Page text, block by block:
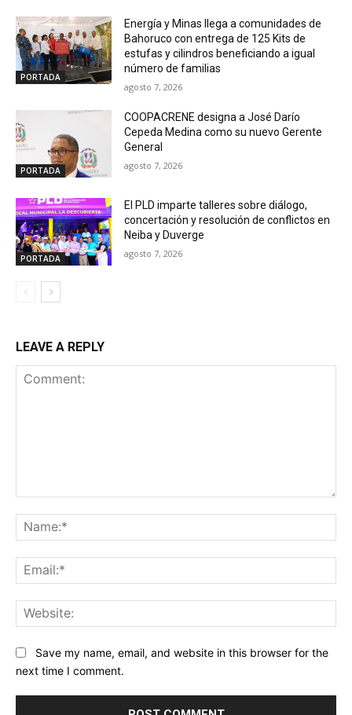
PORTADA
Energía y Minas llega a comunidades de
Bahoruco con entrega de 125 Kits de
estufas y cilindros beneficiando a igual
número de familias
agosto 7, 2026
PORTADA
COOPACRENE designa a José Darío
Cepeda Medina como su nuevo Gerente
General
agosto 7, 2026
PORTADA
El PLD imparte talleres sobre diálogo,
concertación y resolución de conflictos en
Neiba y Duverge
agosto 7, 2026
LEAVE A REPLY
Save my name, email, and website in this browser for the
next time I comment.